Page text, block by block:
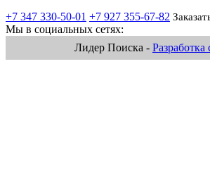
+7 347 330-50-01 +7 927 355-67-82
Мы в социальных сетях:
Лидер Поиска - Разработка